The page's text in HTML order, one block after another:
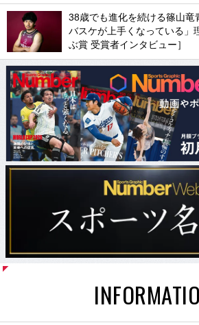
38歳でも進化を続ける篠山竜
バスケが上手くなっている」
ぶ賞 受賞者インタビュー］